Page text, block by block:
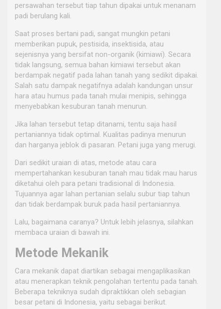
persawahan tersebut tiap tahun dipakai untuk menanam
padi berulang kali.
Saat proses bertani padi, sangat mungkin petani
memberikan pupuk, pestisida, insektisida, atau
sejenisnya yang bersifat non-organik (kimiawi). Secara
tidak langsung, semua bahan kimiawi tersebut akan
berdampak negatif pada lahan tanah yang sedikit dipakai.
Salah satu dampak negatifnya adalah kandungan unsur
hara atau humus pada tanah mulai menipis, sehingga
menyebabkan kesuburan tanah menurun.
Jika lahan tersebut tetap ditanami, tentu saja hasil
pertaniannya tidak optimal. Kualitas padinya menurun
dan harganya jeblok di pasaran. Petani juga yang merugi.
Dari sedikit uraian di atas, metode atau cara
mempertahankan kesuburan tanah mau tidak mau harus
diketahui oleh para petani tradisional di Indonesia.
Tujuannya agar lahan pertanian selalu subur tiap tahun
dan tidak berdampak buruk pada hasil pertaniannya.
Lalu, bagaimana caranya? Untuk lebih jelasnya, silahkan
membaca uraian di bawah ini.
Metode Mekanik
Cara mekanik dapat diartikan sebagai mengaplikasikan
atau menerapkan teknik pengolahan tertentu pada tanah.
Beberapa tekniknya sudah dipraktikkan oleh sebagian
besar petani di Indonesia, yaitu sebagai berikut.